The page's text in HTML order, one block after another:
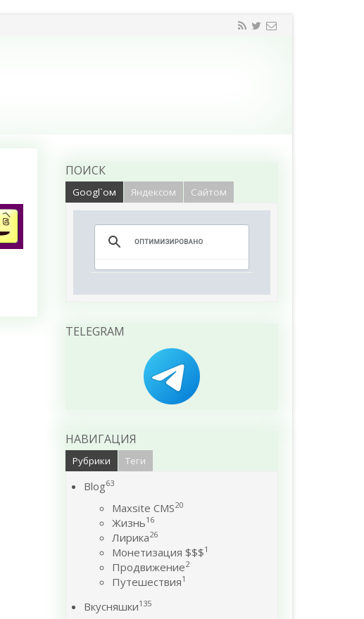
ПОИСК
Googl`ом Яндексом Сайтом
TELEGRAM
НАВИГАЦИЯ
Рубрики Теги
Blog63
Maxsite CMS20
Жизнь16
Лирика26
Монетизация $$$1
Продвижение2
Путешествия1
Вкусняшки135